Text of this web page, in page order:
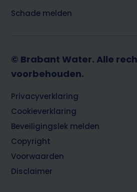
Schade melden
© Brabant Water. Alle
voorbehouden.
Footer
Privacyverklaring
Cookieverklaring
Beveiligingslek melden
Copyright
Voorwaarden
Disclaimer